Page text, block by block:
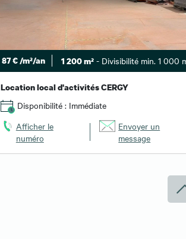
87 € /m²/an 1 200 m²- Divisibilité min. 1 000
Location local d'activités CERGY
Disponibilité : Immédiate
Afficher le
numéro
Envoyer un
message